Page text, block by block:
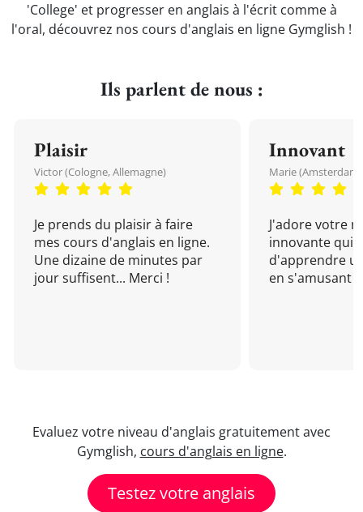
'College' et progresser en anglais à l'écrit comme à
l'oral, découvrez nos cours d'anglais en ligne Gymglish !
Ils parlent de nous :
Plaisir
Victor (Cologne, Allemagne)
Je prends du plaisir à faire
mes cours d'anglais en ligne.
Une dizaine de minutes par
jour suffisent... Merci !
Innovant
Marie (Amsterdam,
J'adore votre
innovante qui
d'apprendre
en s'amusant !
Evaluez votre niveau d'anglais gratuitement avec
Gymglish, cours d'anglais en ligne.
Testez votre anglais